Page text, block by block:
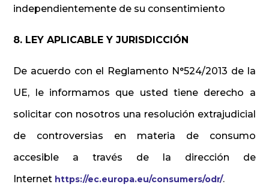
independientemente de su consentimiento
8. LEY APLICABLE Y JURISDICCIÓN
De acuerdo con el Reglamento N°524/2013 de la
UE, le informamos que usted tiene derecho a
solicitar con nosotros una resolución extrajudicial
de controversias en materia de consumo
accesible a través de la dirección de
Internet https://ec.europa.eu/consumers/odr/.